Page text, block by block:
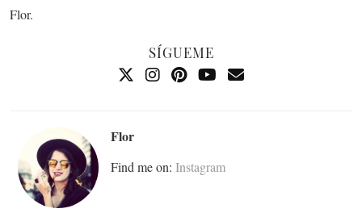
Flor.
SÍGUEME
Flor
Find me on: Instagram